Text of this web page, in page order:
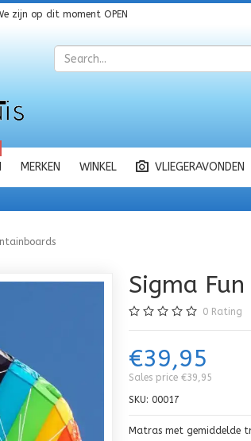
zijn op dit moment OPEN
Zoeken
MERKEN WINKEL VLIEGERAVONDEN
Sigma Fun
0 Rating
€39,95
Sales price €39,95
SKU: 00017
Matras met gemiddelde